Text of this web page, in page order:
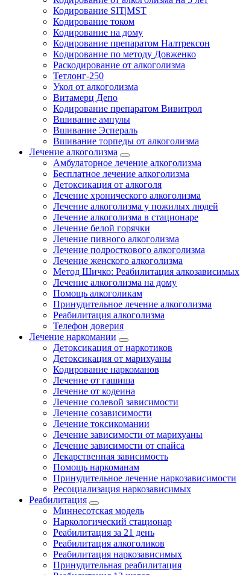
Кодирование SIT|MST
Кодирование током
Кодирование на дому
Кодирование препаратом Налтрексон
Кодирование по методу Довженко
Раскодирование от алкоголизма
Тетлонг-250
Укол от алкоголизма
Витамерц Депо
Кодирование препаратом Вивитрол
Вшивание ампулы
Вшивание Эспераль
Вшивание торпеды от алкоголизма
Лечение алкоголизма
Амбулаторное лечение алкоголизма
Бесплатное лечение алкоголизма
Детоксикация от алкоголя
Лечение хронического алкоголизма
Лечение алкоголизма у пожилых людей
Лечение алкоголизма в стационаре
Лечение белой горячки
Лечение пивного алкоголизма
Лечение подросткового алкоголизма
Лечение женского алкоголизма
Метод Шичко: Реабилитация алкозависимых
Лечение алкоголизма на дому
Помощь алкоголикам
Принудительное лечение алкоголизма
Реабилитация алкоголизма
Телефон доверия
Лечение наркомании
Детоксикация от наркотиков
Детоксикация от марихуаны
Кодирование наркоманов
Лечение от гашиша
Лечение от кодеина
Лечение солевой зависимости
Лечение созависимости
Лечение токсикомании
Лечение зависимости от марихуаны
Лечение зависимости от спайса
Лекарственная зависимость
Помощь наркоманам
Принудительное лечение наркозависимости
Ресоциализация наркозависимых
Реабилитация
Миннесотская модель
Наркологический стационар
Реабилитация за 21 день
Реабилитация алкоголиков
Реабилитация наркозависимых
Принудительная реабилитация